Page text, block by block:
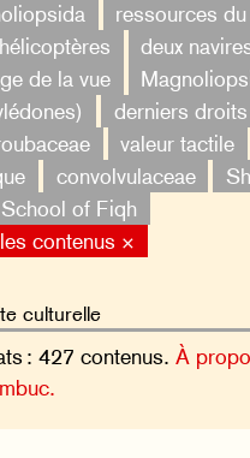
ressources
deux
de la vue
derniers droits
valeur tactile
convolvulaceae
School of Fiqh
contenus ×
: 427 contenus.À